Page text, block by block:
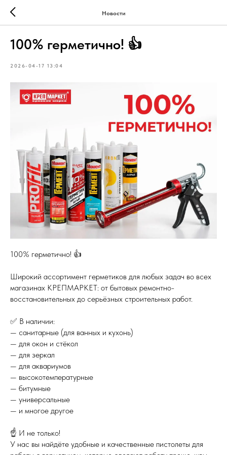
Новости
100% герметично! 👍
2026-04-17 13:04
100% герметично! 👍
Широкий ассортимент герметиков для любых задач во всех
магазинах КРЕПМАРКЕТ: от бытовых ремонтно-
восстановительных до серьёзных строительных работ.
✅ В наличии:
— санитарные (для ванных и кухонь)
— для окон и стёкол
— для зеркал
— для аквариумов
— высокотемпературные
— битумные
— универсальные
— и многое другое
☝️ И не только!
У нас вы найдёте удобные и качественные пистолеты для